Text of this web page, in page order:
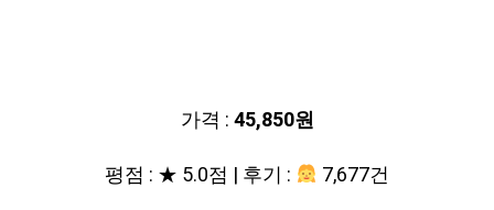
가격 :45,850원
평점 : ★ 5.0점 | 후기 :
7,677건